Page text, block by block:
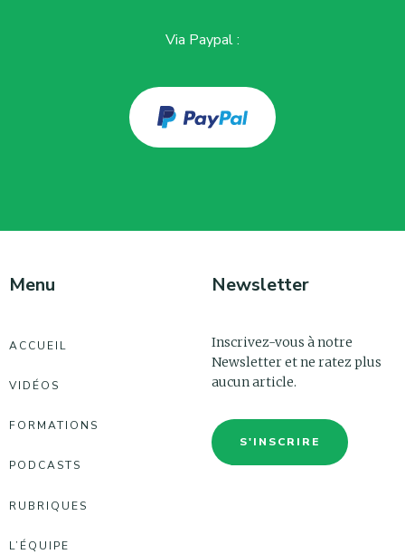
Via Paypal :
Menu
ACCUEIL
VIDÉOS
FORMATIONS
PODCASTS
RUBRIQUES
L’ÉQUIPE
Newsletter
Inscrivez-vous à notre
Newsletter et ne ratez plus
aucun article.
S'INSCRIRE